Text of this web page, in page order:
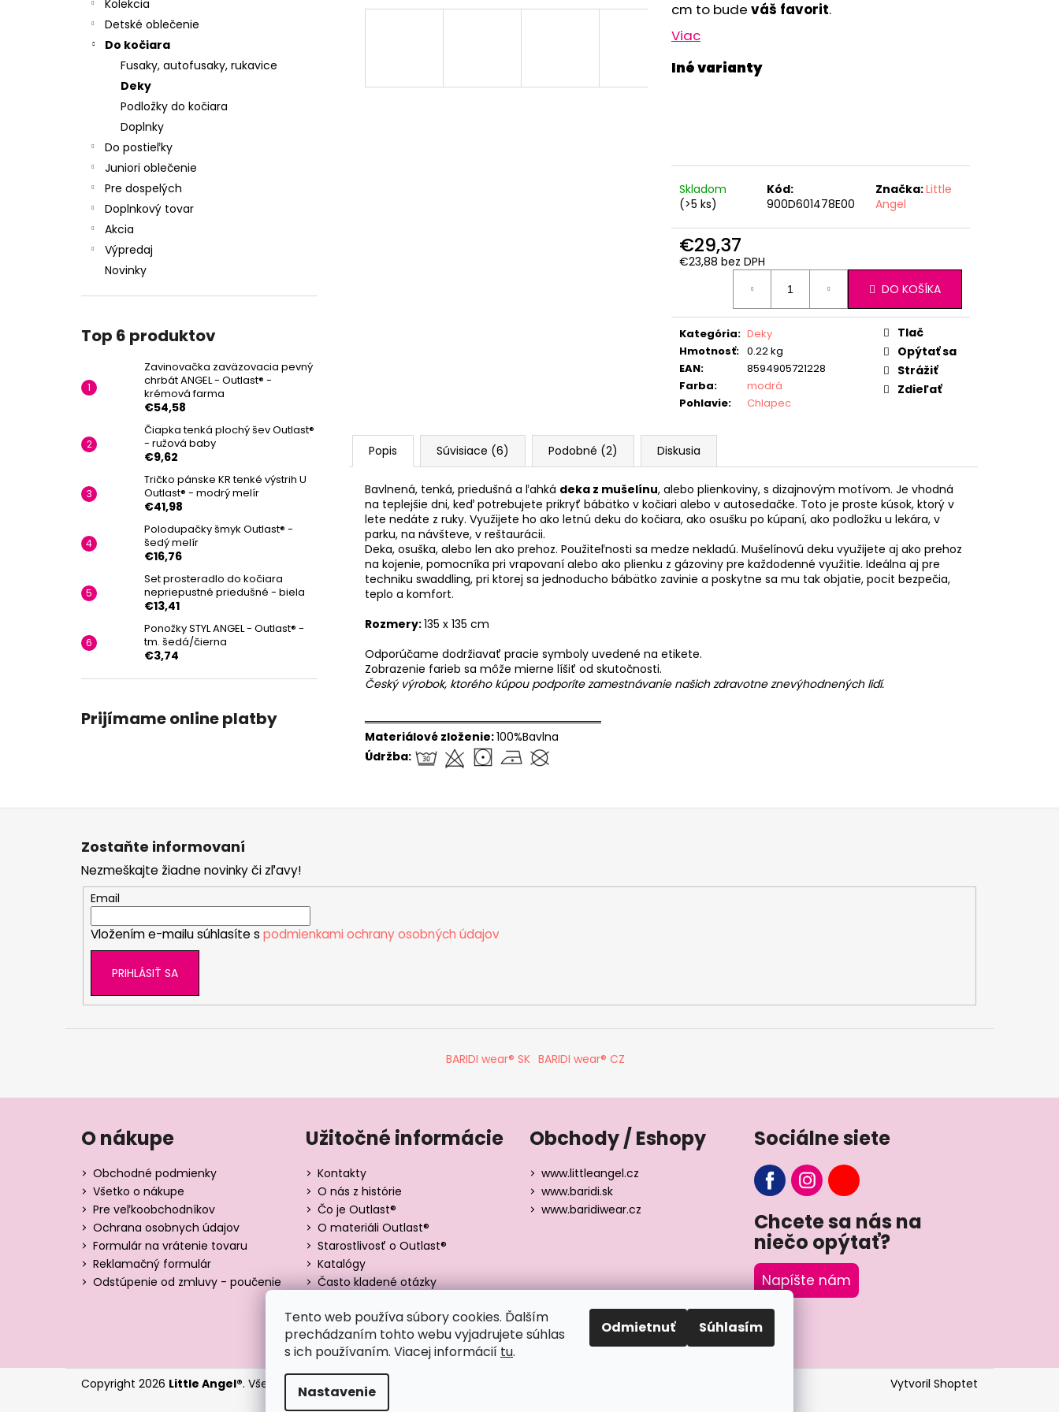
Tento web používa súbory cookies. Ďalším
prechádzaním tohto webu vyjadrujete súhlas
s ich používaním. Viacej informácií tu.
Nastavenie
Odmietnuť Súhlasím
Kolekcia
Detské oblečenie
Do kočiara
Fusaky, autofusaky, rukavice
Deky
Podložky do kočiara
Doplnky
Do postieľky
Juniori oblečenie
Pre dospelých
Doplnkový tovar
Akcia
Výpredaj
Novinky
Top 6 produktov
Zavinovačka zaväzovacia pevný
chrbát ANGEL - Outlast® -
krémová farma
€54,58
Čiapka tenká plochý šev Outlast®
- ružová baby
€9,62
Tričko pánske KR tenké výstrih U
Outlast® - modrý melír
€41,98
Polodupačky šmyk Outlast® -
šedý melír
€16,76
Set prosteradlo do kočiara
nepriepustné priedušné - biela
€13,41
Ponožky STYL ANGEL - Outlast® -
tm. šedá/čierna
€3,74
Prijímame online platby
cm to bude váš favorit.
Viac
Skladom
(>5 ks)
Kód:
900D601478E00
Značka:Little
Angel
€29,37
€23,88 bez DPH
DO KOŠÍKA
Kategória: Deky
Hmotnosť: 0.22 kg
EAN:
8594905721228
Farba:
modrá
Pohlavie: Chlapec
Tlač
Opýtať sa
Strážiť
Zdieľať
Popis Súvisiace (6) Podobné (2) Diskusia
Bavlnená, tenká, priedušná a ľahká deka z mušelínu, alebo plienkoviny, s dizajnovým motívom. Je vhodná
na teplejšie dni, keď potrebujete prikryť bábätko v kočiari alebo v autosedačke. Toto je proste kúsok, ktorý v
lete nedáte z ruky. Využijete ho ako letnú deku do kočiara, ako osušku po kúpaní, ako podložku u lekára, v
parku, na návšteve, v reštaurácii.
Deka, osuška, alebo len ako prehoz. Použiteľnosti sa medze nekladú. Mušelínovú deku využijete aj ako prehoz
na kojenie, pomocníka pri vrapovaní alebo ako plienku z gázoviny pre každodenné využitie. Ideálna aj pre
techniku swaddling, pri ktorej sa jednoducho bábätko zavinie a poskytne sa mu tak objatie, pocit bezpečia,
teplo a komfort.
Rozmery:135 x 135 cm
Odporúčame dodržiavať pracie symboly uvedené na etikete.
Zobrazenie farieb sa môže mierne líšiť od skutočnosti.
Český výrobok, ktorého kúpou podporíte zamestnávanie našich zdravotne znevýhodnených lidí.
══════════════════════════════
Materiálové zloženie:100%Bavlna
Údržba:
Zostaňte informovaní
Nezmeškajte žiadne novinky či zľavy!
Email
Vložením e-mailu súhlasíte s podmienkami ochrany osobných údajov
PRIHLÁSIŤ SA
BARIDI wear® SK BARIDI wear® CZ
O nákupe
Obchodné podmienky
Všetko o nákupe
Pre veľkoobchodníkov
Ochrana osobnych údajov
Formulár na vrátenie tovaru
Reklamačný formulár
Odstúpenie od zmluvy - poučenie
Užitočné informácie
Kontakty
O nás z histórie
Čo je Outlast®
O materiáli Outlast®
Starostlivosť o Outlast®
Katalógy
Často kladené otázky
Blog
Obchody / Eshopy
www.littleangel.cz
www.baridi.sk
www.baridiwear.cz
Sociálne siete
Chcete sa nás na
niečo opýtať?
Napíšte nám
Vytvoril Shoptet
Copyright 2026 Little Angel®. Všetky práva vyhradené.